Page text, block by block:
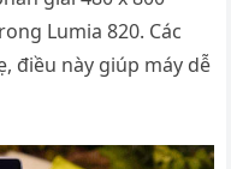
Lumia 820. Các
điều này giúp máy dễ